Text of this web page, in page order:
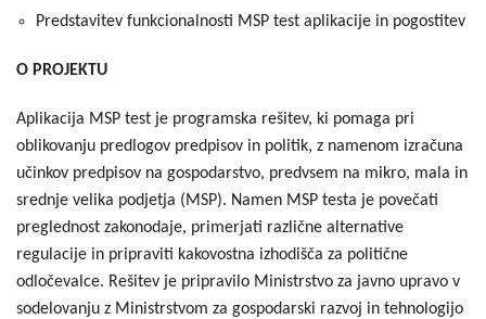
Predstavitev funkcionalnosti MSP test aplikacije in pogostitev
O PROJEKTU
Aplikacija MSP test je programska rešitev, ki pomaga pri
oblikovanju predlogov predpisov in politik, z namenom izračuna
učinkov predpisov na gospodarstvo, predvsem na mikro, mala in
srednje velika podjetja (MSP). Namen MSP testa je povečati
preglednost zakonodaje, primerjati različne alternative
regulacije in pripraviti kakovostna izhodišča za politične
odločevalce. Rešitev je pripravilo Ministrstvo za javno upravo v
sodelovanju z Ministrstvom za gospodarski razvoj in tehnologijo